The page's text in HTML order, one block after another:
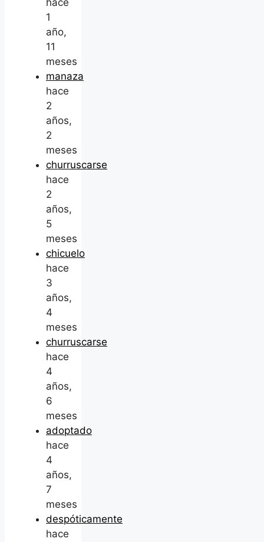
hace
1
año,
11
meses
manaza
hace
2
años,
2
meses
churruscarse
hace
2
años,
5
meses
chicuelo
hace
3
años,
4
meses
churruscarse
hace
4
años,
6
meses
adoptado
hace
4
años,
7
meses
despóticamente
hace